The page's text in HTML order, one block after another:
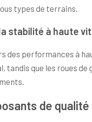
types de terrains.
stabilité à haute
des performances à
que les roues de
de